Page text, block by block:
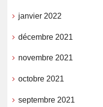
janvier 2022
décembre 2021
novembre 2021
octobre 2021
septembre 2021